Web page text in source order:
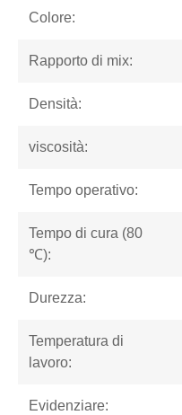
Colore:
Rapporto di mix:
Densità:
viscosità:
Tempo operativo:
Tempo di cura (80
℃):
Durezza:
Temperatura di
lavoro:
Evidenziare: